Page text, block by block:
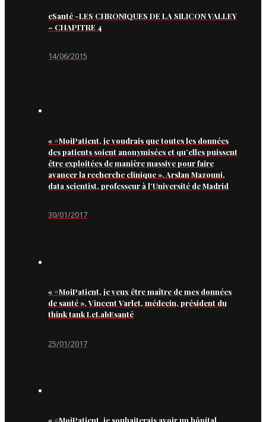
eSanté -LES CHRONIQUES DE LA SILICON VALLEY
– CHAPITRE 4
14/06/2015
« #MoiPatient, je voudrais que toutes les données
des patients soient anonymisées et qu’elles puissent
être exploitées de manière massive pour faire
avancer la recherche clinique », Arslan Mazouni,
data scientist, professeur à l’Université de Madrid
30/01/2017
« #MoiPatient, je veux être maître de mes données
de santé », Vincent Varlet, médecin, président du
think tank LeLabEsanté
25/01/2017
« #MoiPatient, je souhaiterais avoir un hôpital